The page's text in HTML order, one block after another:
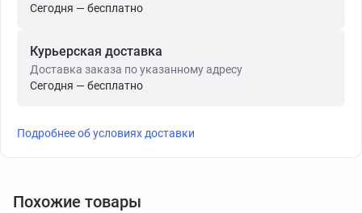
Сегодня — бесплатно
Курьерская доставка
Доставка заказа по указанному адресу
Сегодня — бесплатно
Подробнее об условиях доставки
Похожие товары